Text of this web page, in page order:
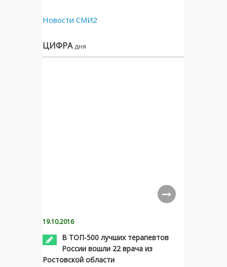
Новости СМИ2
ЦИФРА дня
19.10.2016
В ТОП-500 лучших терапевтов
России вошли 22 врача из
Ростовской области